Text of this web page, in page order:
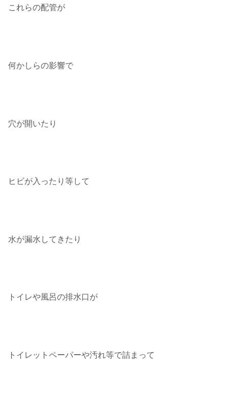
これらの配管が
何かしらの影響で
穴が開いたり
ヒビが入ったり等して
水が漏水してきたり
トイレや風呂の排水口が
トイレットペーパーや汚れ等で詰まって